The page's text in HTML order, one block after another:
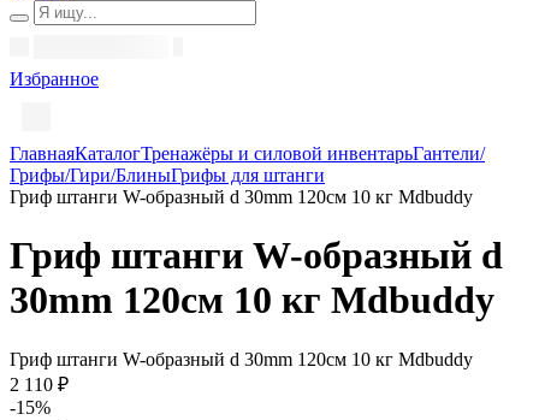
Избранное
ГлавнаяКаталогТренажёры и силовой инвентарьГантели/
Грифы/Гири/БлиныГрифы для штанги
Гриф штанги W-образный d 30mm 120см 10 кг Mdbuddy
Гриф штанги W-образный d
30mm 120см 10 кг Mdbuddy
Гриф штанги W-образный d 30mm 120см 10 кг Mdbuddy
2 110 ₽
-15%